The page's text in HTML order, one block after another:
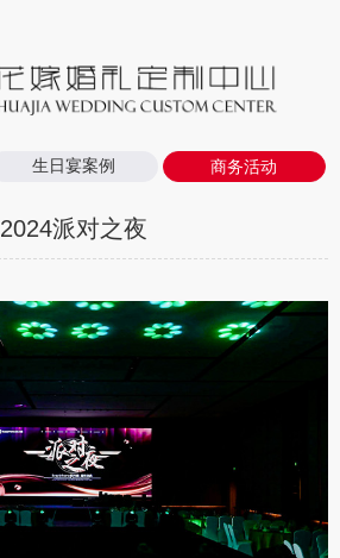
生日宴案例 商务活动
2024派对之夜